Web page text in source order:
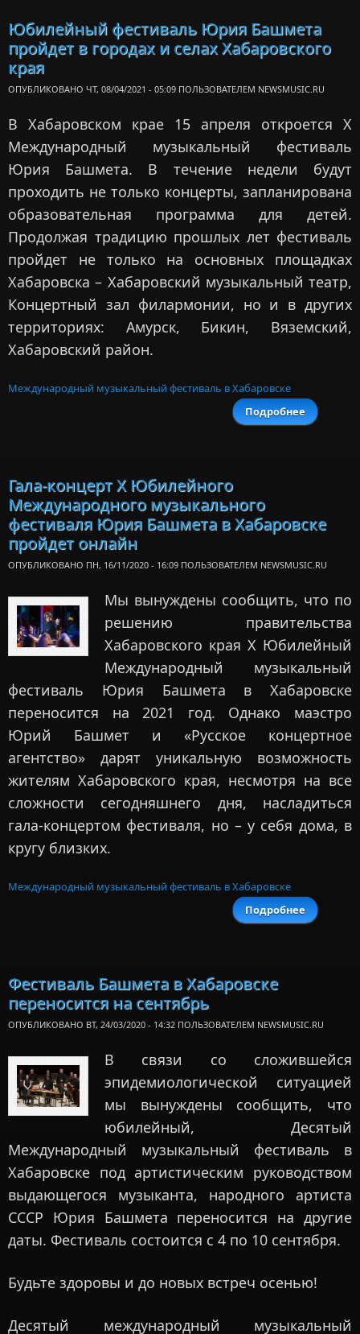
Юбилейный фестиваль Юрия Башмета
пройдет в городах и селах Хабаровского
края
ОПУБЛИКОВАНО ЧТ, 08/04/2021 - 05:09 ПОЛЬЗОВАТЕЛЕМ NEWSMUSIC.RU
В Хабаровском крае 15 апреля откроется X
Международный музыкальный фестиваль
Юрия Башмета. В течение недели будут
проходить не только концерты, запланирована
образовательная программа для детей.
Продолжая традицию прошлых лет фестиваль
пройдет не только на основных площадках
Хабаровска – Хабаровский музыкальный театр,
Концертный зал филармонии, но и в других
территориях: Амурск, Бикин, Вяземский,
Хабаровский район.
Международный музыкальный фестиваль в Хабаровске
Подробнее
Гала-концерт X Юбилейного
Международного музыкального
фестиваля Юрия Башмета в Хабаровске
пройдет онлайн
ОПУБЛИКОВАНО ПН, 16/11/2020 - 16:09 ПОЛЬЗОВАТЕЛЕМ NEWSMUSIC.RU
Мы вынуждены сообщить, что по
решению правительства
Хабаровского края X Юбилейный
Международный музыкальный
фестиваль Юрия Башмета в Хабаровске
переносится на 2021 год. Однако маэстро
Юрий Башмет и «Русское концертное
агентство» дарят уникальную возможность
жителям Хабаровского края, несмотря на все
сложности сегодняшнего дня, насладиться
гала-концертом фестиваля, но – у себя дома, в
кругу близких.
Международный музыкальный фестиваль в Хабаровске
Подробнее
о Гала-
Фестиваль Башмета в Хабаровске
переносится на сентябрь
ОПУБЛИКОВАНО ВТ, 24/03/2020 - 14:32 ПОЛЬЗОВАТЕЛЕМ NEWSMUSIC.RU
В связи со сложившейся
эпидемиологической ситуацией
мы вынуждены сообщить, что
юбилейный, Десятый
Международный музыкальный фестиваль в
Хабаровске под артистическим руководством
выдающегося музыканта, народного артиста
СССР Юрия Башмета переносится на другие
даты. Фестиваль состоится с 4 по 10 сентября.
Будьте здоровы и до новых встреч осенью!
Десятый международный музыкальный